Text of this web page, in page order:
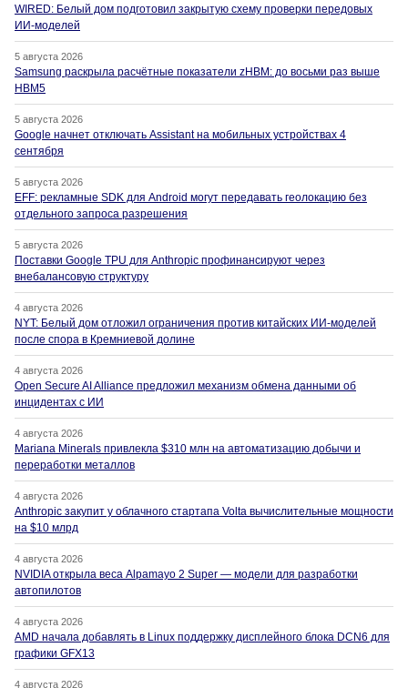
WIRED: Белый дом подготовил закрытую схему проверки передовых
ИИ-моделей
5 августа 2026
Samsung раскрыла расчётные показатели zHBM: до восьми раз выше
HBM5
5 августа 2026
Google начнет отключать Assistant на мобильных устройствах 4
сентября
5 августа 2026
EFF: рекламные SDK для Android могут передавать геолокацию без
отдельного запроса разрешения
5 августа 2026
Поставки Google TPU для Anthropic профинансируют через
внебалансовую структуру
4 августа 2026
NYT: Белый дом отложил ограничения против китайских ИИ-моделей
после спора в Кремниевой долине
4 августа 2026
Open Secure AI Alliance предложил механизм обмена данными об
инцидентах с ИИ
4 августа 2026
Mariana Minerals привлекла $310 млн на автоматизацию добычи и
переработки металлов
4 августа 2026
Anthropic закупит у облачного стартапа Volta вычислительные мощности
на $10 млрд
4 августа 2026
NVIDIA открыла веса Alpamayo 2 Super — модели для разработки
автопилотов
4 августа 2026
AMD начала добавлять в Linux поддержку дисплейного блока DCN6 для
графики GFX13
4 августа 2026